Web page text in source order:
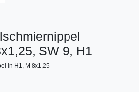
SW 9, H1
in H1, M 8x1,25